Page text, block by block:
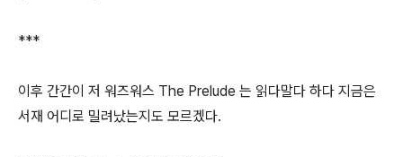
***
이후 간간이 저 워즈워스 The Prelude 는 읽다말다 하다 지금은
서재 어디로 밀려났는지도 모르겠다.